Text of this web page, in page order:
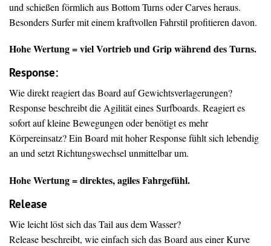
und schießen förmlich aus Bottom Turns oder Carves heraus.
Besonders Surfer mit einem kraftvollen Fahrstil profitieren davon.
Hohe Wertung = viel Vortrieb und Grip während des Turns.
Response:
Wie direkt reagiert das Board auf Gewichtsverlagerungen?
Response beschreibt die Agilität eines Surfboards. Reagiert es
sofort auf kleine Bewegungen oder benötigt es mehr
Körpereinsatz? Ein Board mit hoher Response fühlt sich lebendig
an und setzt Richtungswechsel unmittelbar um.
Hohe Wertung = direktes, agiles Fahrgefühl.
Release
Wie leicht löst sich das Tail aus dem Wasser?
Release beschreibt, wie einfach sich das Board aus einer Kurve